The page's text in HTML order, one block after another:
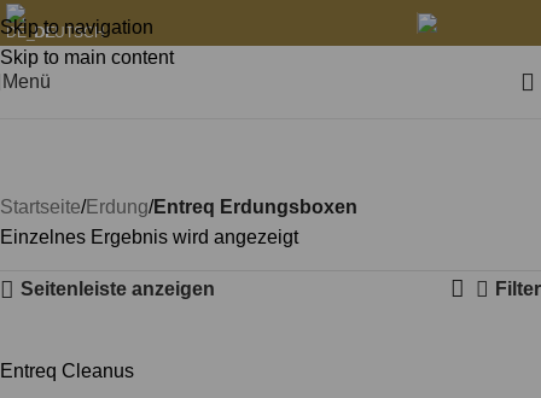
Skip to navigation
Skip to main content
DEUTSCH
Menü
Startseite Erdung Entreq Erdungsboxen
Einzelnes Ergebnis wird angezeigt
Seitenleiste anzeigen Filter
Entreq Cleanus